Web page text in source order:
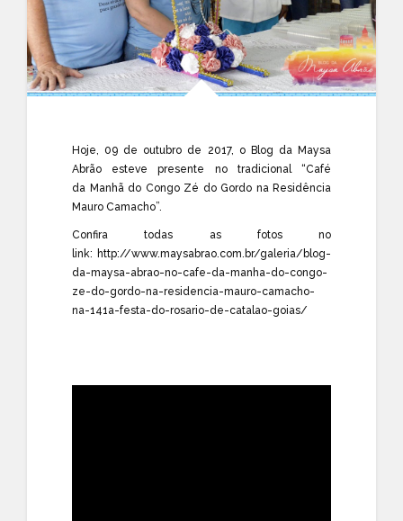
Hoje, 09 de outubro de 2017, o Blog da Maysa
Abrão esteve presente no tradicional “Café
da Manhã do Congo Zé do Gordo na Residência
Mauro Camacho”.
Confira todas as fotos no
link: http://www.maysabrao.com.br/galeria/blog-
da-maysa-abrao-no-cafe-da-manha-do-congo-
ze-do-gordo-na-residencia-mauro-camacho-
na-141a-festa-do-rosario-de-catalao-goias/